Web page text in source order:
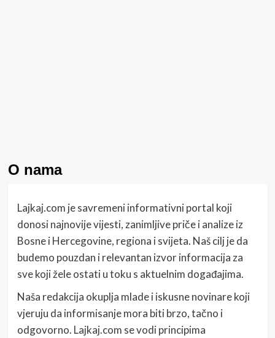
O nama
Lajkaj.com je savremeni informativni portal koji
donosi najnovije vijesti, zanimljive priče i analize iz
Bosne i Hercegovine, regiona i svijeta. Naš cilj je da
budemo pouzdan i relevantan izvor informacija za
sve koji žele ostati u toku s aktuelnim događajima.
Naša redakcija okuplja mlade i iskusne novinare koji
vjeruju da informisanje mora biti brzo, tačno i
odgovorno. Lajkaj.com se vodi principima